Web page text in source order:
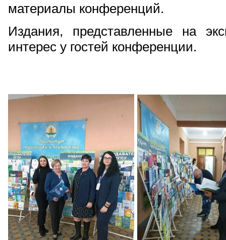
материалы конференций.
Издания, представленные на
интерес у гостей конференции.